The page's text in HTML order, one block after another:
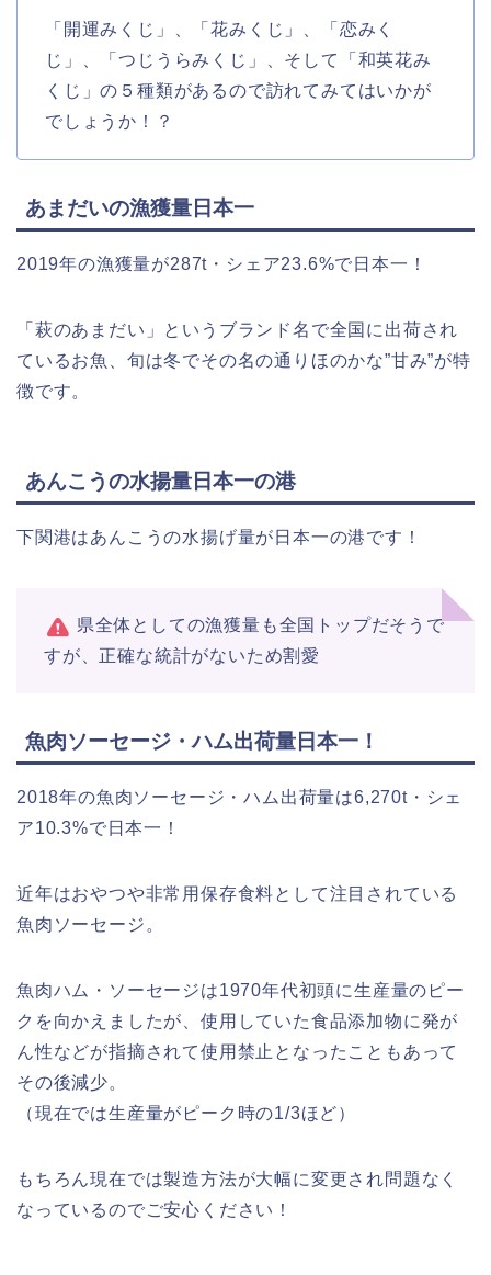
「開運みくじ」、「花みくじ」、「恋みく
じ」、「つじうらみくじ」、そして「和英花み
くじ」の５種類があるので訪れてみてはいかが
でしょうか！？
あまだいの漁獲量日本一
2019年の漁獲量が287t・シェア23.6%で日本一！
「萩のあまだい」というブランド名で全国に出荷され
ているお魚、旬は冬でその名の通りほのかな”甘み”が特
徴です。
あんこうの水揚量日本一の港
下関港はあんこうの水揚げ量が日本一の港です！
県全体としての漁獲量も全国トップだそうで
すが、正確な統計がないため割愛
魚肉ソーセージ・ハム出荷量日本一！
2018年の魚肉ソーセージ・ハム出荷量は6,270t・シェ
ア10.3%で日本一！
近年はおやつや非常用保存食料として注目されている
魚肉ソーセージ。
魚肉ハム・ソーセージは1970年代初頭に生産量のピー
クを向かえましたが、使用していた食品添加物に発が
ん性などが指摘されて使用禁止となったこともあって
その後減少。
（現在では生産量がピーク時の1/3ほど）
もちろん現在では製造方法が大幅に変更され問題なく
なっているのでご安心ください！